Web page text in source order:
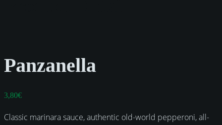
Panzanella
3,80€
Classic marinara sauce, authentic old-world pepperoni, all-